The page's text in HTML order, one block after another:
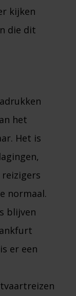
kijken
die dit
het
Het is
reizigers
normaal.
blijven
er een